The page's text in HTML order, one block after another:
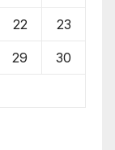
22 23
29 30